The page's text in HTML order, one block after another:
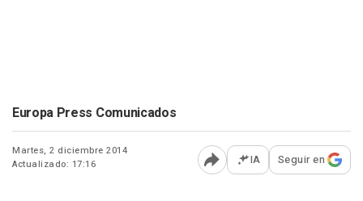
Europa Press Comunicados
Martes, 2 diciembre 2014
Actualizado: 17:16
Abrir opciones para
IA Seguir en